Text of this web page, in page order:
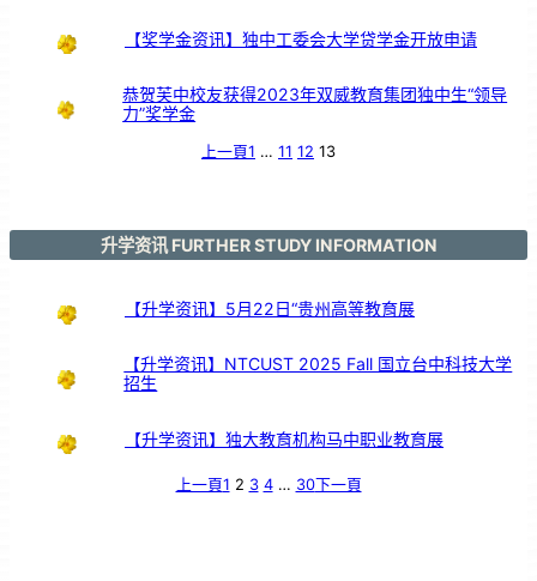
【奖学金资讯】独中工委会大学贷学金开放申请
恭贺芙中校友获得2023年双威教育集团独中生“领导
力”奖学金
上一頁1 … 11 12 13
升学资讯 FURTHER STUDY INFORMATION
【升学资讯】5月22日“贵州高等教育展
【升学资讯】NTCUST 2025 Fall 国立台中科技大学
招生
【升学资讯】独大教育机构马中职业教育展
上一頁1 2 3 4 … 30下一頁